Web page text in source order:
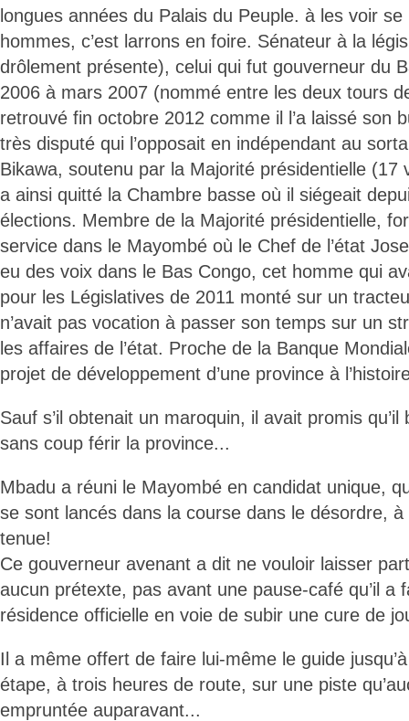
longues années du Palais du Peuple. à les voir
hommes, c’est larrons en foire. Sénateur à la
drôlement présente), celui qui fut gouverneur du
2006 à mars 2007 (nommé entre les deux tours
retrouvé fin octobre 2012 comme il l’a laissé son
très disputé qui l’opposait en indépendant au
Bikawa, soutenu par la Majorité présidentielle (17
a ainsi quitté la Chambre basse où il siégeait
élections. Membre de la Majorité présidentielle,
service dans le Mayombé où le Chef de l’état
eu des voix dans le Bas Congo, cet homme qui
pour les Législatives de 2011 monté sur un
n’avait pas vocation à passer son temps sur un
les affaires de l’état. Proche de la Banque
projet de développement d’une province à
Sauf s’il obtenait un maroquin, il avait promis
sans coup férir la province...
Mbadu a réuni le Mayombé en candidat unique,
se sont lancés dans la course dans le désordre,
tenue!
Ce gouverneur avenant a dit ne vouloir laisser
aucun prétexte, pas avant une pause-café qu’il a
résidence officielle en voie de subir une cure de
Il a même offert de faire lui-même le guide
étape, à trois heures de route, sur une piste
empruntée auparavant...